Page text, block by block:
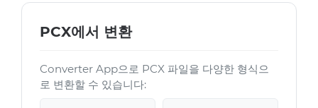
PCX에서 변환
Converter App으로 PCX 파일을 다양한 형식으
로 변환할 수 있습니다: